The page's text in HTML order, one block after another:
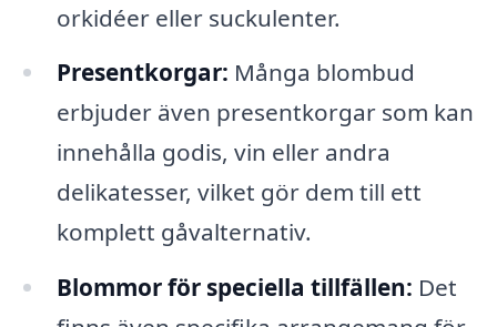
orkidéer eller suckulenter.
Presentkorgar: Många blombud
erbjuder även presentkorgar som kan
innehålla godis, vin eller andra
delikatesser, vilket gör dem till ett
komplett gåvalternativ.
Blommor för speciella tillfällen: Det